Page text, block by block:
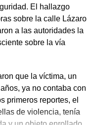
El hallazgo
sobre la calle Lázaro
a las autoridades la
sobre la vía
que la víctima, un
ya no contaba con
primeros reportes, el
de violencia, tenía